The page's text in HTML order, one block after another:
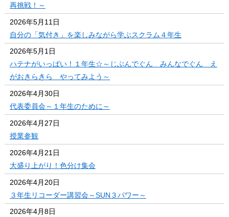
再挑戦！～
2026年5月11日
自分の「気付き」を楽しみながら学ぶスクラム４年生
2026年5月1日
ハテナがいっぱい！１年生☆～じぶんでぐん みんなでぐん え
がおきらきら やってみよう～
2026年4月30日
代表委員会～１年生のために～
2026年4月27日
授業参観
2026年4月21日
大盛り上がり！色分け集会
2026年4月20日
３年生リコーダー講習会～SUN３パワー～
2026年4月8日